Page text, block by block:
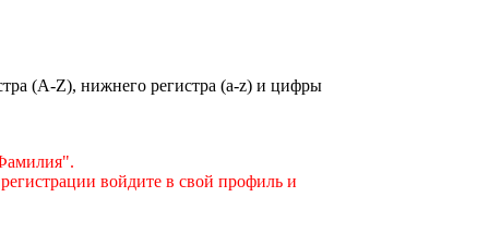
(A-Z), нижнего регистра (a-z) и цифры
войдите в свой профиль и